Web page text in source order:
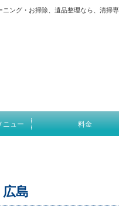
・お掃除、遺品整理なら、清掃専
ニュー 料金
島